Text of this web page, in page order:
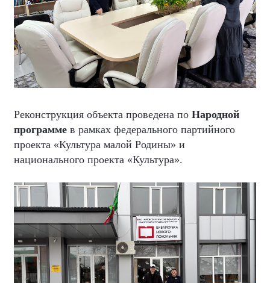
Реконструкция объекта проведена по Народной
программе в рамках федерального партийного
проекта «Культура малой Родины» и
национального проекта «Культура».